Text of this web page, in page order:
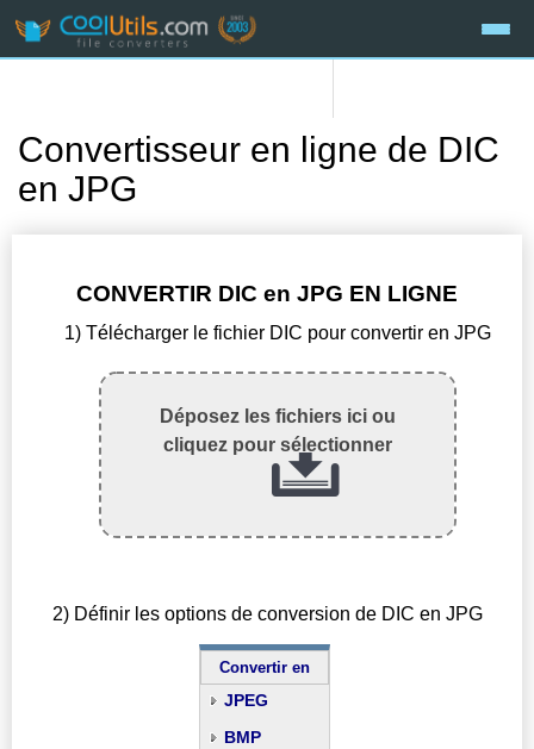
Convertisseur en ligne de DIC
en JPG
CONVERTIR DIC en JPG EN LIGNE
1) Télécharger le fichier DIC pour convertir en JPG
Déposez les fichiers ici ou
cliquez pour sélectionner
2) Définir les options de conversion de DIC en JPG
Convertir en
JPEG
BMP